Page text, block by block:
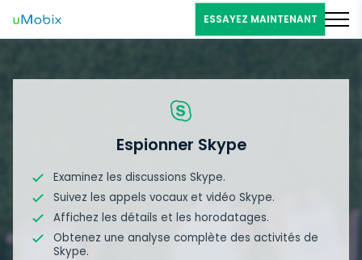
ESSAYEZ MAINTENANT
Espionner Skype
Examinez les discussions Skype.
Suivez les appels vocaux et vidéo Skype.
Affichez les détails et les horodatages.
Obtenez une analyse complète des activités de
Skype.